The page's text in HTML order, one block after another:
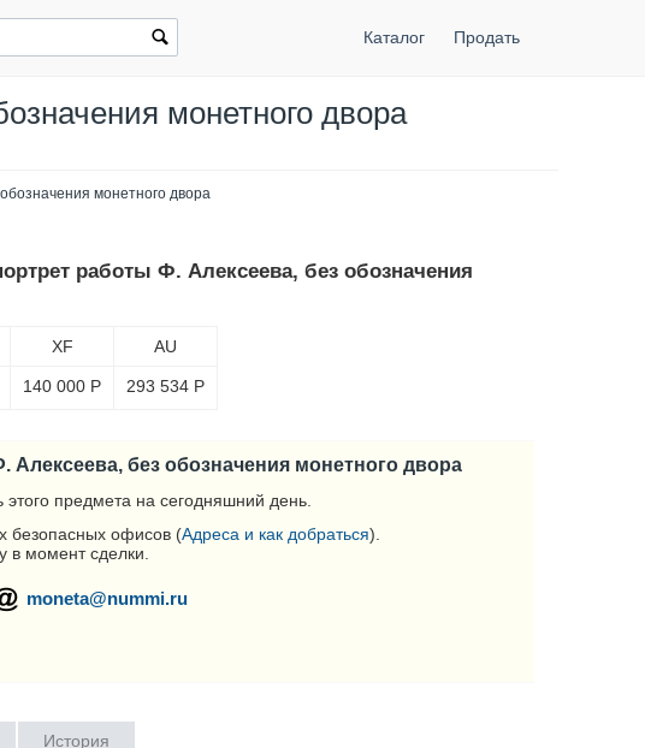
Каталог Продать
монетного двора
монетного двора
работы Ф. Алексеева, без обозначения
XF
140 000 Р
AU
293 534 Р
без обозначения монетного двора
предмета на сегодняшний день.
безопасных офисов (Адреса и как добраться).
в момент сделки.
moneta@nummi.ru
История